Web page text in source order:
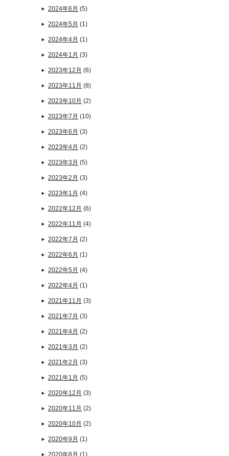
2024年6月 (5)
2024年5月 (1)
2024年4月 (1)
2024年1月 (3)
2023年12月 (6)
2023年11月 (8)
2023年10月 (2)
2023年7月 (10)
2023年6月 (3)
2023年4月 (2)
2023年3月 (5)
2023年2月 (3)
2023年1月 (4)
2022年12月 (6)
2022年11月 (4)
2022年7月 (2)
2022年6月 (1)
2022年5月 (4)
2022年4月 (1)
2021年11月 (3)
2021年7月 (3)
2021年4月 (2)
2021年3月 (2)
2021年2月 (3)
2021年1月 (5)
2020年12月 (3)
2020年11月 (2)
2020年10月 (2)
2020年9月 (1)